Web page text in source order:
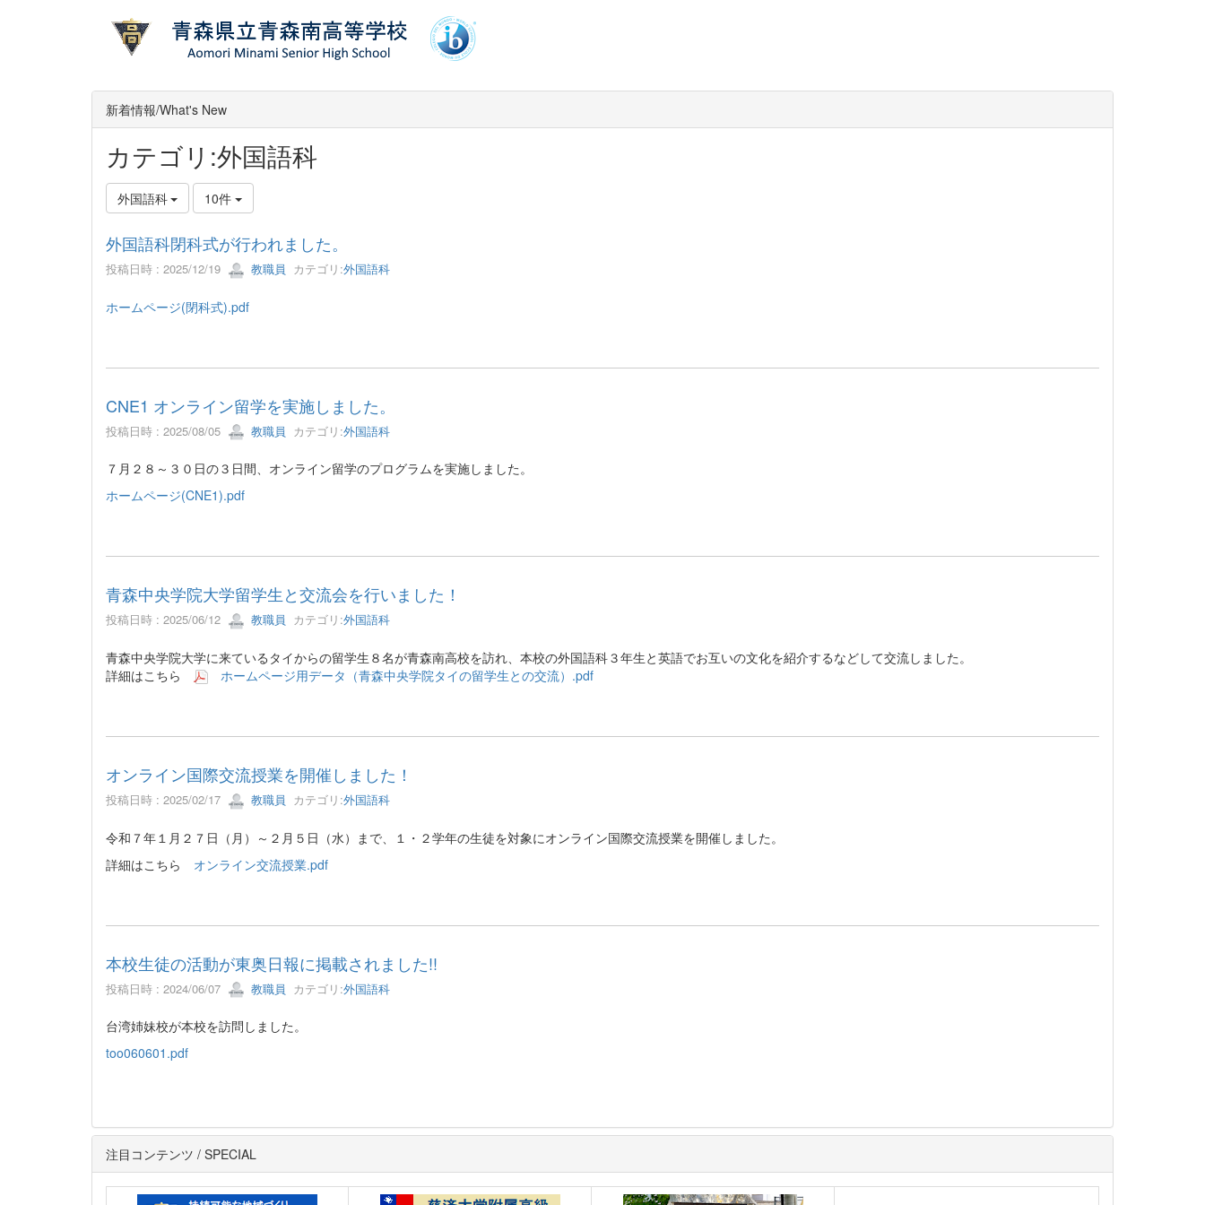
新着情報/What's New
カテゴリ:外国語科
外国語科 10件
外国語科閉科式が行われました。
投稿日時 : 2025/12/19 教職員 カテゴリ:外国語科
ホームページ(閉科式).pdf
CNE1 オンライン留学を実施しました。
投稿日時 : 2025/08/05 教職員 カテゴリ:外国語科
７月２８～３０日の３日間、オンライン留学のプログラムを実施しました。
ホームページ(CNE1).pdf
青森中央学院大学留学生と交流会を行いました！
投稿日時 : 2025/06/12 教職員 カテゴリ:外国語科
青森中央学院大学に来ているタイからの留学生８名が青森南高校を訪れ、本校の外国語科３年生と英語でお互いの文化を紹介するなどして交流しました。
詳細はこちら
ホームページ用データ（青森中央学院タイの留学生との交流）.pdf
オンライン国際交流授業を開催しました！
投稿日時 : 2025/02/17 教職員 カテゴリ:外国語科
令和７年１月２７日（月）～２月５日（水）まで、１・２学年の生徒を対象にオンライン国際交流授業を開催しました。
詳細はこちら オンライン交流授業.pdf
本校生徒の活動が東奥日報に掲載されました!!
投稿日時 : 2024/06/07 教職員 カテゴリ:外国語科
台湾姉妹校が本校を訪問しました。
too060601.pdf
注目コンテンツ / SPECIAL